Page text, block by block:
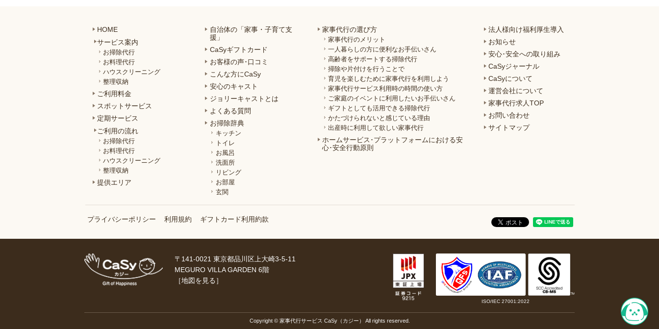
HOME
サービス案内
お掃除代行
お料理代行
ハウスクリーニング
整理収納
ご利用料金
スポットサービス
定期サービス
ご利用の流れ
お掃除代行
お料理代行
ハウスクリーニング
整理収納
提供エリア
自治体の「家事・子育て支
援」
CaSyギフトカード
お客様の声･口コミ
こんな方にCaSy
安心のキャスト
ジョリーキャストとは
よくある質問
お掃除辞典
キッチン
トイレ
お風呂
洗面所
リビング
お部屋
玄関
家事代行の選び方
家事代行のメリット
一人暮らしの方に便利なお手伝いさん
高齢者をサポートする掃除代行
掃除や片付けを行うことで
育児を楽しむために家事代行を利用しよう
家事代行サービス利用時の時間の使い方
ご家庭のイベントに利用したいお手伝いさん
ギフトとしても活用できる掃除代行
かたづけられないと感じている理由
出産時に利用して欲しい家事代行
ホームサービス･プラットフォームにおける安
心･安全行動原則
法人様向け福利厚生導入
お知らせ
安心･安全への取り組み
CaSyジャーナル
CaSyについて
運営会社について
家事代行求人TOP
お問い合わせ
サイトマップ
プライバシーポリシー 利用規約 ギフトカード利用約款
〒141-0021 東京都品川区上大崎3-5-11
MEGURO VILLA GARDEN 6階
［地図を見る ］
ISO/IEC 27001:2022
Copyright © 家事代行サービス CaSy（カジー） All rights reserved.